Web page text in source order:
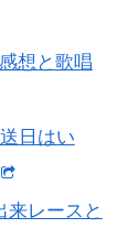
想と歌唱
日はい
来レースと